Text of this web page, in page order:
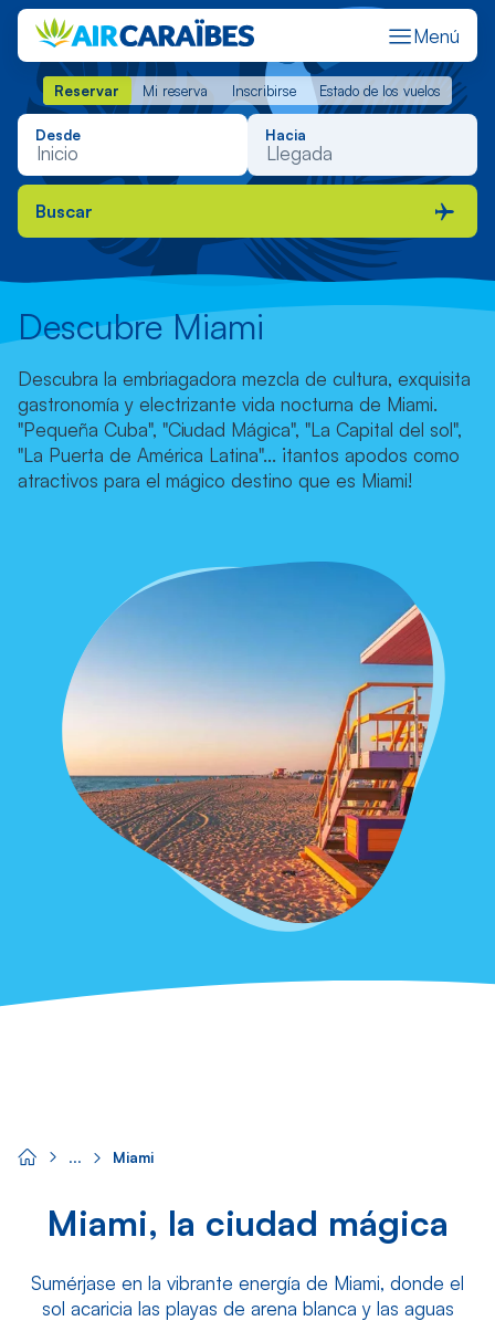
Menú
Reservar Mi reserva Inscribirse Estado de los vuelos
Reservar Mi reserva Inscribirse Estado de los vuelos
Desde Hacia
Buscar
Descubre Miami
Descubra la embriagadora mezcla de cultura, exquisita
gastronomía y electrizante vida nocturna de Miami.
"Pequeña Cuba", "Ciudad Mágica", "La Capital del sol",
"La Puerta de América Latina"... ¡tantos apodos como
atractivos para el mágico destino que es Miami!
Miami
Miami, la ciudad mágica
Sumérjase en la vibrante energía de Miami, donde el
sol acaricia las playas de arena blanca y las aguas